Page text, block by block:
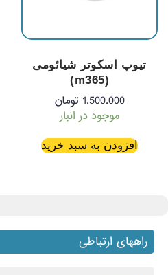
تیوپ اسکوتر شیائومی
(m365)
1.500.000 تومان
موجود در انبار
افزودن به سبد خرید
راههای ارتباطی